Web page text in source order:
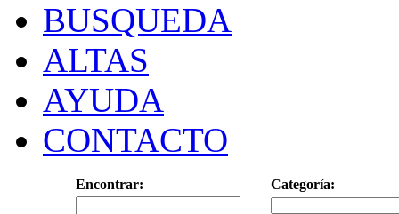
BUSQUEDA
ALTAS
AYUDA
CONTACTO
Encontrar: Categoría: